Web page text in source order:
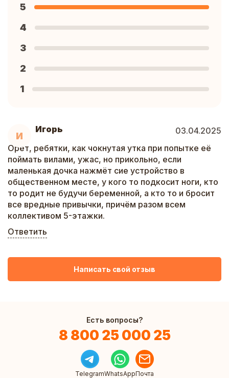
И
Игорь
03.04.2025
Орёт, ребятки, как чокнутая утка при попытке её
поймать вилами, ужас, но прикольно, если
маленькая дочка нажмёт сие устройство в
общественном месте, у кого то подкосит ноги, кто
то родит не будучи беременной, а кто то и бросит
все вредные привычки, причём разом всем
коллективом 5-этажки.
Ответить
5
4
3
2
1
Написать свой отзыв
Есть вопросы?
8 800 25 000 25
TelegramWhatsAppПочта